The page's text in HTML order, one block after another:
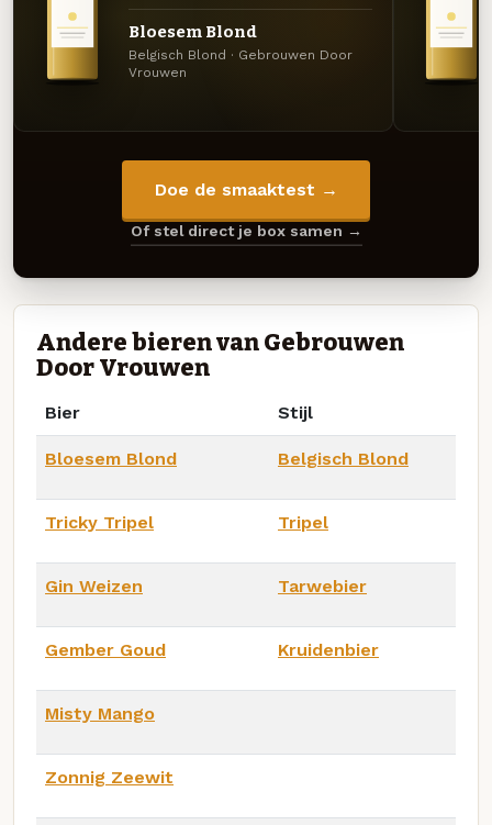
Bloesem Blond
Belgisch Blond · Gebrouwen Door
Vrouwen
Doe de smaaktest →
Of stel direct je box samen →
Andere bieren van Gebrouwen
Door Vrouwen
Bier Stijl
Bloesem Blond Belgisch Blond
Tricky Tripel Tripel
Gin Weizen Tarwebier
Gember Goud Kruidenbier
Misty Mango
Zonnig Zeewit